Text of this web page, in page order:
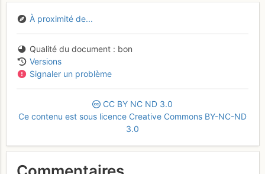
À proximité de...
Qualité du document
bon
Versions
Signaler un problème
CC BY NC ND 3.0
Ce contenu est sous licence Creative Commons BY-NC-ND
3.0